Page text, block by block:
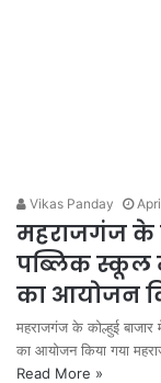
Vikas Panday
महराजगंज के
पब्लिक
का आयोजन
महराजगंज के कोल्हुई
का आयोजन किया गया
Read More »